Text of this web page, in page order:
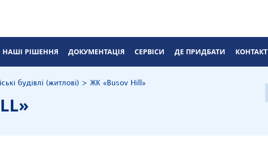
НАШІ РІШЕННЯ ДОКУМЕНТАЦІЯ CЕРВІСИ ДЕ ПРИДБАТИ
будівлі (житлові) > ЖК «Busov Hill»